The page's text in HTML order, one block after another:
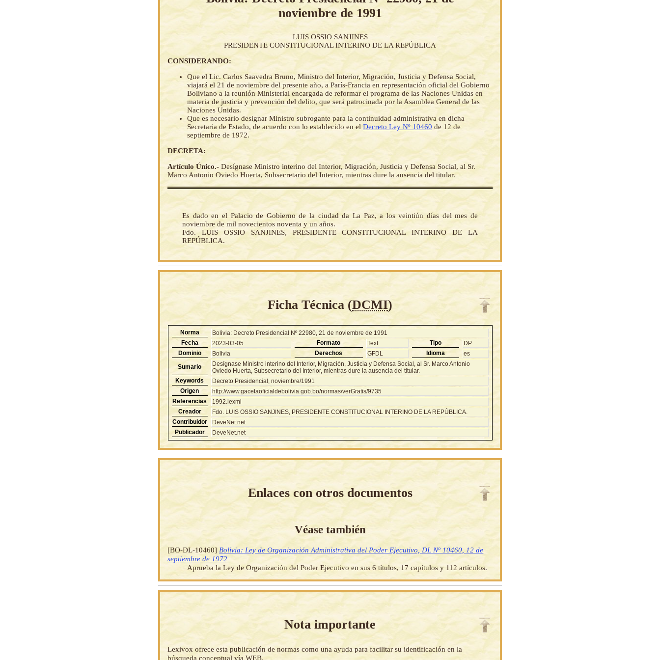
noviembre de 1991
LUIS OSSIO SANJINES
PRESIDENTE CONSTITUCIONAL INTERINO DE LA REPÚBLICA
CONSIDERANDO:
Que el Lic. Carlos Saavedra Bruno, Ministro del Interior, Migración, Justicia y Defensa Social,
viajará el 21 de noviembre del presente año, a París-Francia en representación oficial del Gobierno
Boliviano a la reunión Ministerial encargada de reformar el programa de las Naciones Unidas en
materia de justicia y prevención del delito, que será patrocinada por la Asamblea General de las
Naciones Unidas.
Que es necesario designar Ministro subrogante para la continuidad administrativa en dicha
Secretaría de Estado, de acuerdo con lo establecido en elDecreto Ley Nº 10460 de 12 de
septiembre de 1972.
DECRETA:
Artículo Único.- Desígnase Ministro interino del Interior, Migración, Justicia y Defensa Social, al Sr.
Marco Antonio Oviedo Huerta, Subsecretario del Interior, mientras dure la ausencia del titular.
Es dado en el Palacio de Gobierno de la ciudad da La Paz, a los veintiún días del mes de
noviembre de mil novecientos noventa y un años.
Fdo. LUIS OSSIO SANJINES, PRESIDENTE CONSTITUCIONAL INTERINO DE LA
REPÚBLICA.
Ficha Técnica (DCMI)
Norma
Bolivia: Decreto Presidencial Nº 22980, 21 de noviembre de 1991
Fecha
2023-03-05 Formato Text Tipo
DP
Dominio
Bolivia Derechos GFDL Idioma
es
Sumario
Desígnase Ministro interino del Interior, Migración, Justicia y Defensa Social, al Sr. Marco Antonio
Oviedo Huerta, Subsecretario del Interior, mientras dure la ausencia del titular.
Keywords
Decreto Presidencial, noviembre/1991
Origen
http://www.gacetaoficialdebolivia.gob.bo/normas/verGratis/9735
Referencias
1992.lexml
Creador
Fdo. LUIS OSSIO SANJINES, PRESIDENTE CONSTITUCIONAL INTERINO DE LA REPÚBLICA.
Contribuidor
DeveNet.net
Publicador
DeveNet.net
Enlaces con otros documentos
Véase también
[BO-DL-10460] Bolivia: Ley de Organización Administrativa del Poder Ejecutivo, DL Nº 10460, 12 de
septiembre de 1972
Aprueba la Ley de Organización del Poder Ejecutivo en sus 6 títulos, 17 capítulos y 112 artículos.
Nota importante
Lexivox ofrece esta publicación de normas como una ayuda para facilitar su identificación en la
búsqueda conceptual vía WEB.